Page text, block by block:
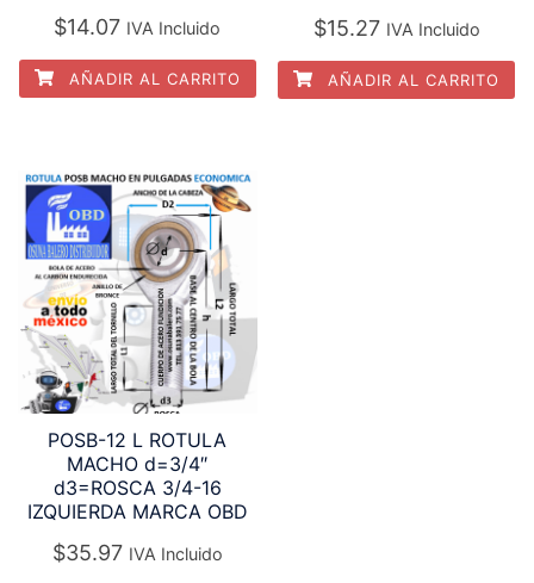
$14.07 IVA Incluido
AÑADIR AL CARRITO
$15.27 IVA Incluido
AÑADIR AL CARRITO
POSB-12 L ROTULA
MACHO d=3/4″
d3=ROSCA 3/4-16
IZQUIERDA MARCA OBD
$35.97 IVA Incluido